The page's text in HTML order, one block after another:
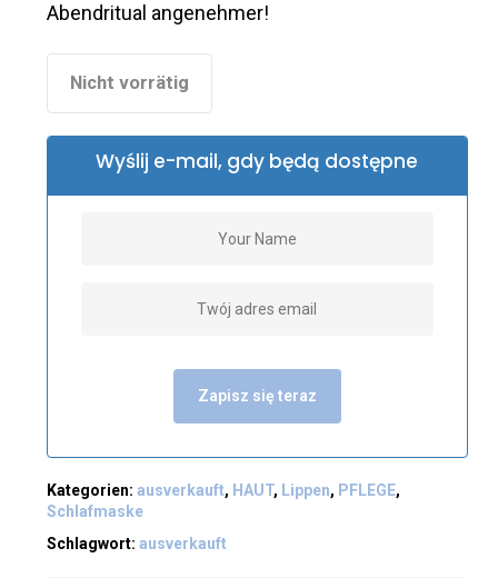
Abendritual angenehmer!
Nicht vorrätig
Wyślij e-mail, gdy będą dostępne
Zapisz się teraz
Kategorien: ausverkauft, HAUT, Lippen, PFLEGE,
Schlafmaske
Schlagwort: ausverkauft